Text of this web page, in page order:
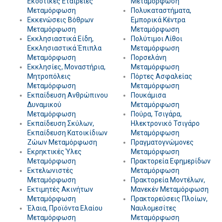
Μεταμόρφωση
Εκκενώσεις Βόθρων
Μεταμόρφωση
Εκκλησιαστικά Είδη,
Εκκλησιαστικά Έπιπλα
Μεταμόρφωση
Εκκλησίες, Μοναστήρια,
Μητροπόλεις
Μεταμόρφωση
Εκπαίδευση Ανθρώπινου
Δυναμικού
Μεταμόρφωση
Εκπαίδευση Σκύλων,
Εκπαίδευση Κατοικίδιων
Ζώων Μεταμόρφωση
Εκρηκτικές Ύλες
Μεταμόρφωση
Εκτελωνιστές
Μεταμόρφωση
Εκτιμητές Ακινήτων
Μεταμόρφωση
Έλαια, Προϊόντα Ελαίου
Μεταμόρφωση
Πολυκαταστήματα,
Εμπορικά Κέντρα
Μεταμόρφωση
Πολύτιμοι Λίθοι
Μεταμόρφωση
Πορσελάνη
Μεταμόρφωση
Πόρτες Ασφαλείας
Μεταμόρφωση
Πουκάμισα
Μεταμόρφωση
Πούρα, Τσιγάρα,
Ηλεκτρονικό Τσιγάρο
Μεταμόρφωση
Πραγματογνώμονες
Μεταμόρφωση
Πρακτορεία Εφημερίδων
Μεταμόρφωση
Πρακτορεία Μοντέλων,
Μανεκέν Μεταμόρφωση
Πρακτορεύσεις Πλοίων,
Ναυλομεσίτες
Μεταμόρφωση